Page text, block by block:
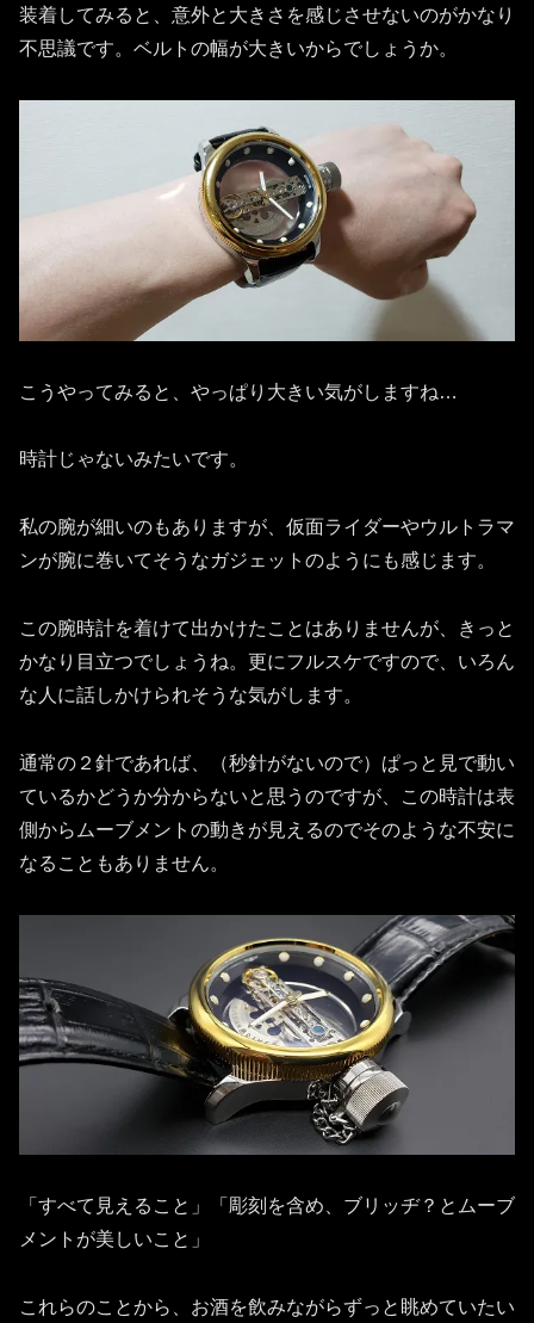
装着してみると、意外と大きさを感じさせないのがかなり
不思議です。ベルトの幅が大きいからでしょうか。
こうやってみると、やっぱり大きい気がしますね…
時計じゃないみたいです。
私の腕が細いのもありますが、仮面ライダーやウルトラマ
ンが腕に巻いてそうなガジェットのようにも感じます。
この腕時計を着けて出かけたことはありませんが、きっと
かなり目立つでしょうね。更にフルスケですので、いろん
な人に話しかけられそうな気がします。
通常の２針であれば、（秒針がないので）ぱっと見で動い
ているかどうか分からないと思うのですが、この時計は表
側からムーブメントの動きが見えるのでそのような不安に
なることもありません。
「すべて見えること」「彫刻を含め、ブリッヂ？とムーブ
メントが美しいこと」
これらのことから、お酒を飲みながらずっと眺めていたい